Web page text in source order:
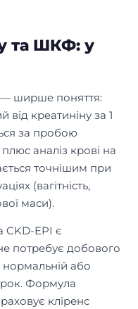
та ШКФ: у
— ширше поняття:
креатиніну за 1
за пробою
аналіз крові на
точнішим при
(вагітність,
маси).
CKD-EPI є
потребує добового
нормальній або
Формула
кліренс